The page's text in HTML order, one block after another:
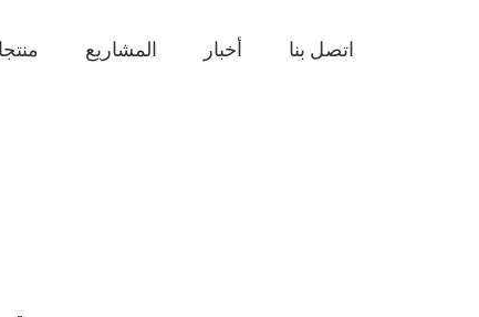
المشاريع أخبار اتصل بنا